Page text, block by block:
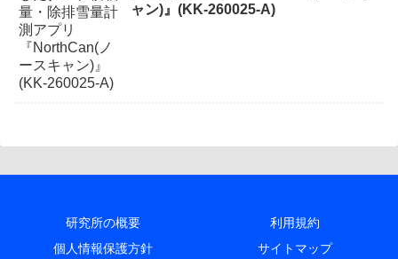
ャン)』(KK-260025-A)
研究所の概要
利用規約
個人情報保護方針
サイトマップ